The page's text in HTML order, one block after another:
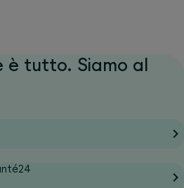
è tutto. Siamo al